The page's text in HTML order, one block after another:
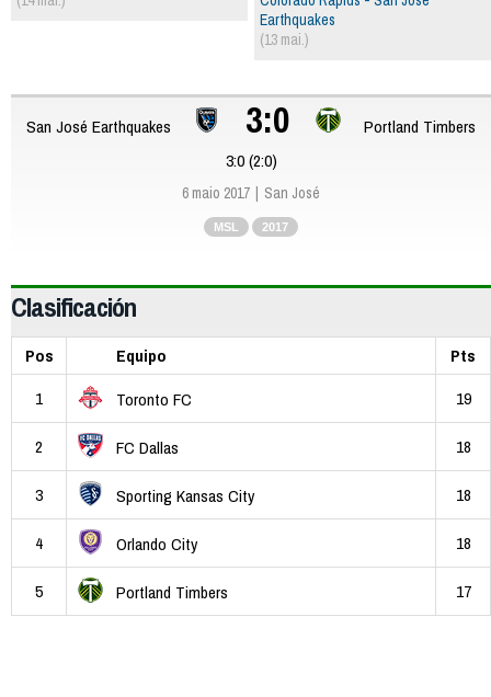
Earthquakes
(13 mai.)
San José Earthquakes 3:0
Portland Timbers
3:0 (2:0)
6 maio 2017 San José
MSL 2017
Clasificación
Pos Equipo
Pts
1
Toronto FC 19
2 FC Dallas 18
3 Sporting Kansas City 18
4 Orlando City 18
5 Portland Timbers 17